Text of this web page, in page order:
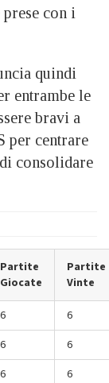
con i
quindi
entrambe le
bravi a
per centrare
consolidare
Partite
Giocate
Partite
Vinte
6
6
6
6
6
6